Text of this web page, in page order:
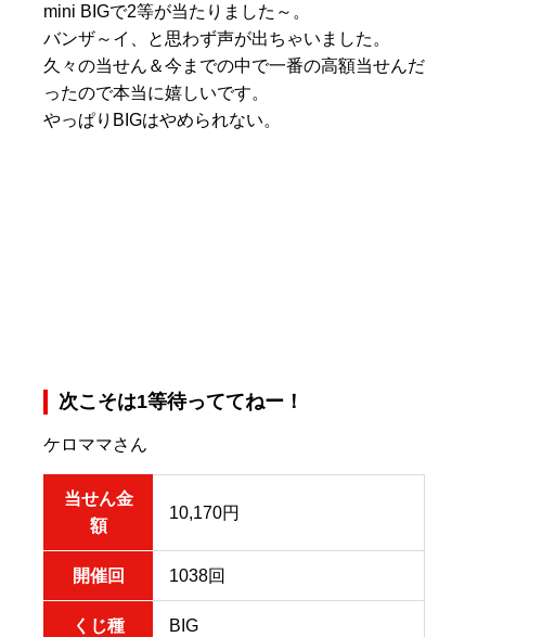
mini BIGで2等が当たりました～。
バンザ～イ、と思わず声が出ちゃいました。
久々の当せん＆今までの中で一番の高額当せんだ
ったので本当に嬉しいです。
やっぱりBIGはやめられない。
次こそは1等待っててねー！
ケロママさん
当せん金
額
10,170円
開催回 1038回
くじ種 BIG